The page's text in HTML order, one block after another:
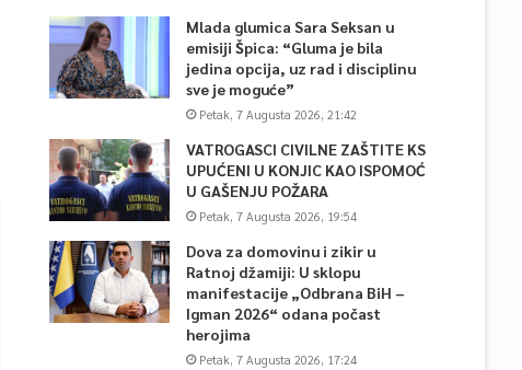
Mlada glumica Sara Seksan u
emisiji Špica: “Gluma je bila
jedina opcija, uz rad i disciplinu
sve je moguće”
Petak, 7 Augusta 2026, 21:42
VATROGASCI CIVILNE ZAŠTITE KS
UPUĆENI U KONJIC KAO ISPOMOĆ
U GAŠENJU POŽARA
Petak, 7 Augusta 2026, 19:54
Dova za domovinu i zikir u
Ratnoj džamiji: U sklopu
manifestacije „Odbrana BiH –
Igman 2026“ odana počast
herojima
Petak, 7 Augusta 2026, 17:24